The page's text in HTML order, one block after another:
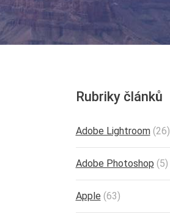
Rubriky článků
Adobe Lightroom(26)
Adobe Photoshop (5)
Apple (63)